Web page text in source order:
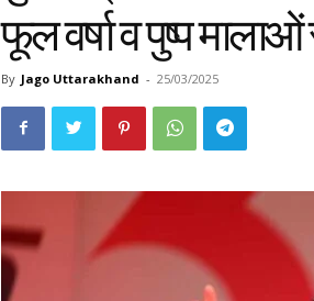
फूल वर्षा व पुष्प
By Jago Uttarakhand - 25/03/2025